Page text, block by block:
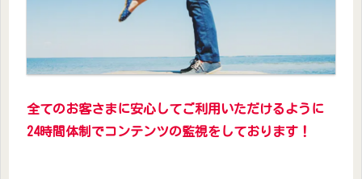
全てのお客さまに安心してご利用いただけるように
24時間体制でコンテンツの監視をしております！